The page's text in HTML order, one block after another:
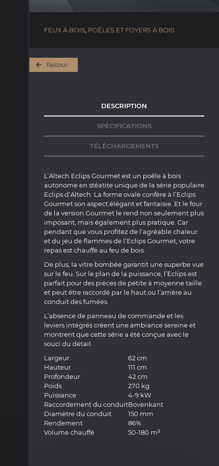
FEUX À BOIS POÊLES ET FOYERS À BOIS
Retour
DESCRIPTION
SPÉCIFICATIONS
TÉLÉCHARGEMENTS
L’Altech Eclips Gourmet est un poêle à bois
autonome en stéatite unique de la série populaire
Eclips d’Altech. La forme ovale confère à l’Eclips
Gourmet son aspect élégant et fantaisie. Et le four
de la version Gourmet le rend non seulement plus
imposant, mais également plus pratique. Car
pendant que vous profitez de l’agréable chaleur
et du jeu de flammes de l’Eclips Gourmet, votre
repas est chauffé au feu de bois.
De plus, la vitre bombée garantit une superbe vue
sur le feu. Sur le plan de la puissance, l’Eclips est
parfait pour des pièces de petite à moyenne taille
et peut être raccordé par le haut ou l’arrière au
conduit des fumées.
L’absence de panneau de commande et les
leviers intégrés créent une ambiance sereine et
montrent que cette série a été conçue avec le
souci du détail.
Largeur
62 cm
Hauteur
111 cm
Profondeur
42 cm
Poids
270 kg
Puissance
4-9 kW
Raccordement du conduitBovenkant
Diamètre du conduit
150 mm
Rendement
86%
Volume chauffé
50-180 m³